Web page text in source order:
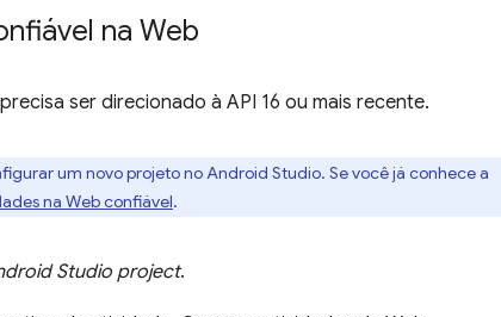
na Web
ser direcionado à API 16 ou mais recente.
um novo projeto no Android Studio. Se você já conhece a
na Web confiável.
Studio project.